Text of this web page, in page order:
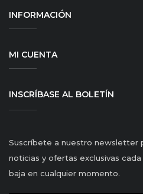
INFORMACIÓN
MI CUENTA
INSCRÍBASE AL BOLETÍN
Suscríbete a nuestro newsletter
noticias y ofertas exclusivas
baja en cualquier momento.